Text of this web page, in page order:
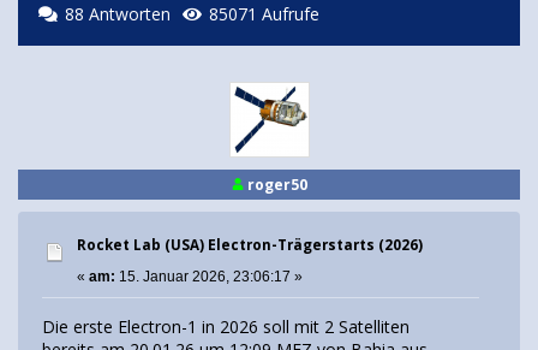
88 Antworten 85071 Aufrufe
roger50
Rocket Lab (USA) Electron-Trägerstarts (2026)
« am: 15. Januar 2026, 23:06:17 »
Die erste Electron-1 in 2026 soll mit 2 Satelliten